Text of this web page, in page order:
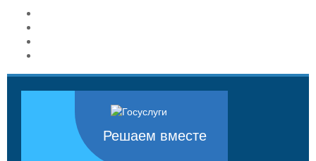
Решаем вместе